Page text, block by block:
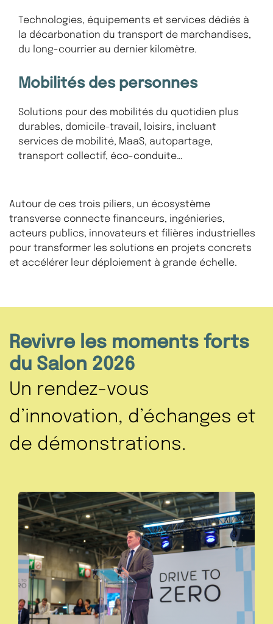
Technologies, équipements et services dédiés à
la décarbonation du transport de marchandises,
du long-courrier au dernier kilomètre.
Mobilités des personnes
Solutions pour des mobilités du quotidien plus
durables, domicile-travail, loisirs, incluant
services de mobilité, MaaS, autopartage,
transport collectif, éco-conduite…
Autour de ces trois piliers, un écosystème
transverse connecte financeurs, ingénieries,
acteurs publics, innovateurs et filières industrielles
pour transformer les solutions en projets concrets
et accélérer leur déploiement à grande échelle.
Revivre les moments forts
du Salon 2026
Un rendez-vous
d’innovation, d’échanges et
de démonstrations.